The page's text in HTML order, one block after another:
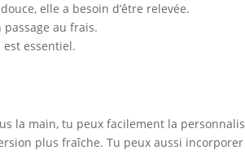
elle a besoin d’être relevée.
au frais.
essentiel.
la main, tu peux facilement la
plus fraîche. Tu peux aussi